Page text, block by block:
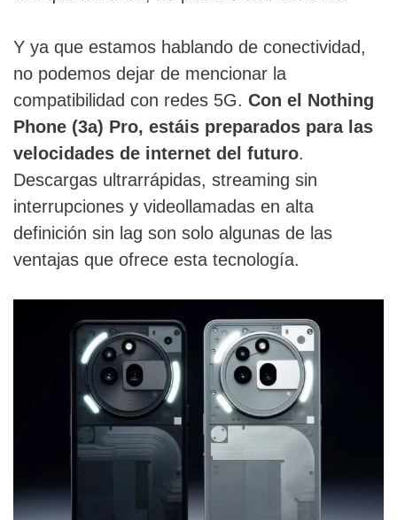
Y ya que estamos hablando de conectividad,
no podemos dejar de mencionar la
compatibilidad con redes 5G. Con el Nothing
Phone (3a) Pro, estáis preparados para las
velocidades de internet del futuro.
Descargas ultrarrápidas, streaming sin
interrupciones y videollamadas en alta
definición sin lag son solo algunas de las
ventajas que ofrece esta tecnología.